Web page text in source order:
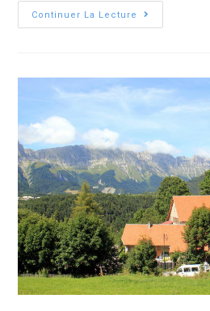
Continuer La Lecture